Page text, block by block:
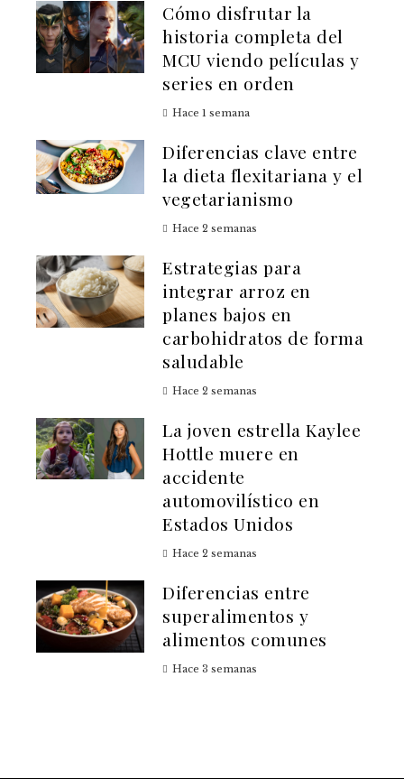
Cómo disfrutar la
historia completa del
MCU viendo películas y
series en orden
Hace 1 semana
Diferencias clave entre
la dieta flexitariana y el
vegetarianismo
Hace 2 semanas
Estrategias para
integrar arroz en
planes bajos en
carbohidratos de forma
saludable
Hace 2 semanas
La joven estrella Kaylee
Hottle muere en
accidente
automovilístico en
Estados Unidos
Hace 2 semanas
Diferencias entre
superalimentos y
alimentos comunes
Hace 3 semanas